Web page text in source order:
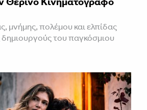
μνήμης, πολέμου και ελπίδας
του παγκόσμιου